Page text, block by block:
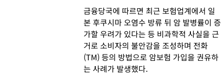
금융당국에 따르면 최근 보험업계에서 일
본 후쿠시마 오염수 방류 뒤 암 발병률이 증
가할 우려가 있다는 등 비과학적 사실을 근
거로 소비자의 불안감을 조성하며 전화
(TM) 등의 방법으로 암보험 가입을 권유하
는 사례가 발생했다.